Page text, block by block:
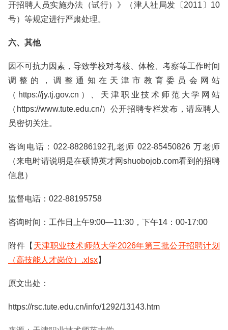
开招聘人员实施办法（试行）》（津人社局发〔2011〕10
号）等规定进行严肃处理。
六、其他
因不可抗力因素，导致学校对考核、体检、考察等工作时间
调整的，调整通知在天津市教育委员会网站
（https://jy.tj.gov.cn）、天津职业技术师范大学网站
（https://www.tute.edu.cn/）公开招聘专栏发布，请应聘人
员密切关注。
咨询电话：022-88286192孔老师 022-85450826 万老师
（来电时请说明是在硕博英才网shuobojob.com看到的招聘
信息）
监督电话：022-88195758
咨询时间：工作日上午9:00—11:30，下午14：00-17:00
附件【 天津职业技术师范大学2026年第三批公开招聘计划
（高技能人才岗位）.xlsx】
原文出处：
https://rsc.tute.edu.cn/info/1292/13143.htm